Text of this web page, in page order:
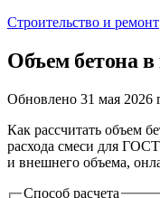
Строительство и ремонт
Объем бетона в
Обновлено 31 мая 2026
Как рассчитать объем
расхода смеси для
и внешнего объема,
Способ расчета